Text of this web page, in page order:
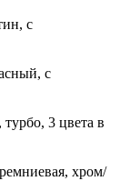
с
с
турбо, 3 цвета в
хром/